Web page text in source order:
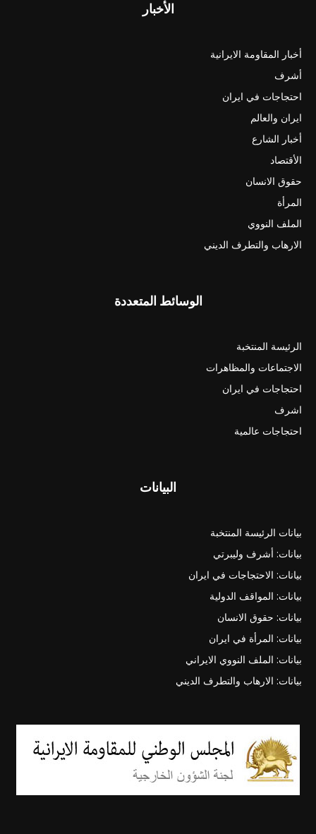
الأخبار
أخبار المقاومة الايرانية
أشرف
احتجاجات في ايران
ايران والعالم
أخبار الشارع
الأقتصاد
حقوق الانسان
المرأة
الملف النووي
الارهاب والتطرف الديني
الوسائط المتعددة
الرئيسة المنتخبة
الاجتماعات والمظاهرات
احتجاجات في ايران
اشرف
احتجاجات عالمية
البيانات
بيانات الرئيسة المنتخبة
بيانات: أشرف وليبرتي
بيانات: الاحتجاجات في ايران
بيانات: المواقف الدولية
بيانات: حقوق الانسان
بيانات: المرأة في ايران
بيانات: الملف النووي الايراني
بيانات: الارهاب والتطرف الديني